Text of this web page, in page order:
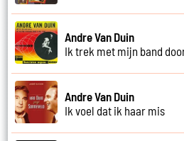
Andre Van Duin
Ik trek met mijn band
Andre Van Duin
Ik voel dat ik haar mis